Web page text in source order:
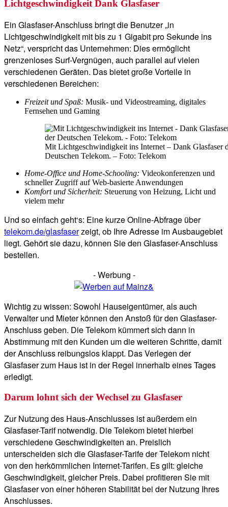
Lichtgeschwindigkeit Dank Glasfaser
Ein Glasfaser-Anschluss bringt die Benutzer „in
Lichtgeschwindigkeit mit bis zu 1 Gigabit pro Sekunde ins
Netz“, verspricht das Unternehmen: Dies ermöglicht
grenzenloses Surf-Vergnügen, auch parallel auf vielen
verschiedenen Geräten. Das bietet große Vorteile in
verschiedenen Bereichen:
Freizeit und Spaß: Musik- und Videostreaming, digitales
Fernsehen und Gaming
Mit Lichtgeschwindigkeit ins Internet – Dank Glasfaser
Deutschen Telekom. – Foto: Telekom
Home-Office und Home-Schooling: Videokonferenzen und
schneller Zugriff auf Web-basierte Anwendungen
Komfort und Sicherheit: Steuerung von Heizung, Licht und
vielem mehr
Und so einfach geht‘s: Eine kurze Online-Abfrage über
telekom.de/glasfaserzeigt, ob Ihre Adresse im Ausbaugebiet
liegt. Gehört sie dazu, können Sie den Glasfaser-Anschluss
bestellen.
- Werbung -
Wichtig zu wissen: Sowohl Hauseigentümer, als auch
Verwalter und Mieter können den Anstoß für den Glasfaser-
Anschluss geben. Die Telekom kümmert sich dann in
Abstimmung mit den Kunden um die weiteren Schritte, damit
der Anschluss reibungslos klappt. Das Verlegen der
Glasfaser zum Haus ist in der Regel innerhalb eines Tages
erledigt.
Darum lohnt sich der Wechsel zu Glasfaser
Zur Nutzung des Haus-Anschlusses ist außerdem ein
Glasfaser-Tarif notwendig. Die Telekom bietet hierbei
verschiedene Geschwindigkeiten an. Preislich
unterscheiden sich die Glasfaser-Tarife der Telekom nicht
von den herkömmlichen Internet-Tarifen. Es gilt: gleiche
Geschwindigkeit, gleicher Preis. Dabei profitieren Sie mit
Glasfaser von einer höheren Stabilität bei der Nutzung Ihres
Anschlusses.